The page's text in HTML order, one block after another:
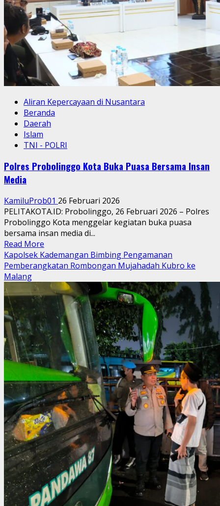
Aliran Kepercayaan di Nusantara
Beranda
Daerah
Islam
TNI - POLRI
Polres Probolinggo Kota Buka Puasa Bersama Insan
Media
KamiluProb01 26 Februari 2026
PELITAKOTA.ID: Probolinggo, 26 Februari 2026 – Polres
Probolinggo Kota menggelar kegiatan buka puasa
bersama insan media di...
Read More
more
about
Probolinggo
Kota
Buka
Puasa
Bersama
Insan
Media
Kapolsek Kademangan Bimbing Pengamanan
Pemberangkatan Rombongan Mujahadah Kubro ke
Malang